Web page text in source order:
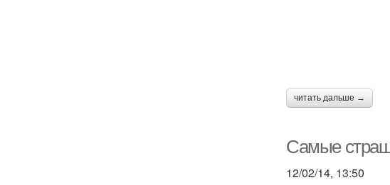
читать дальше →
Самые
12/02/14, 13:50